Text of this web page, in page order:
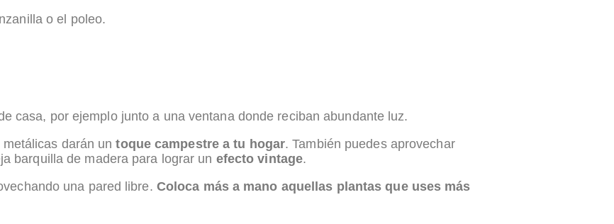
o el poleo.
casa, por ejemplo junto a una ventana donde reciban abundante luz.
metálicas darán untoque campestre a tu hogar. También puedes aprovechar
barquilla de madera para lograr un efecto vintage.
una pared libre. Coloca más a mano aquellas plantas que uses más